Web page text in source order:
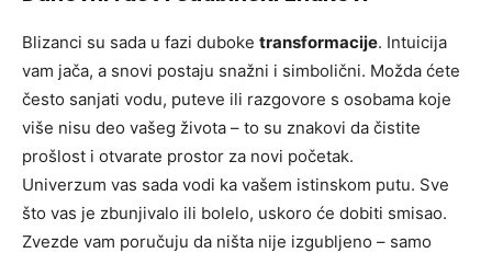
Blizanci su sada u fazi duboke transformacije. Intuicija
vam jača, a snovi postaju snažni i simbolični. Možda ćete
često sanjati vodu, puteve ili razgovore s osobama koje
više nisu deo vašeg života – to su znakovi da čistite
prošlost i otvarate prostor za novi početak.
Univerzum vas sada vodi ka vašem istinskom putu. Sve
što vas je zbunjivalo ili bolelo, uskoro će dobiti smisao.
Zvezde vam poručuju da ništa nije izgubljeno – samo